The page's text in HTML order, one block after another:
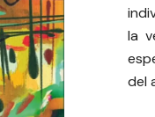
la
del